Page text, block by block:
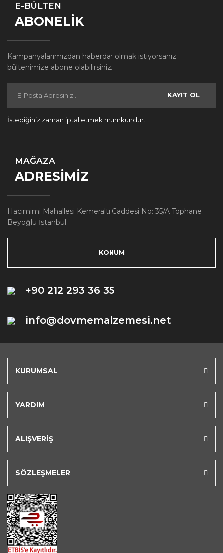
E-BÜLTEN
ABONELİK
Kampanyalarımızdan haberdar olmak istiyorsanız
bültenimize abone olabilirsiniz.
KAYIT OL
İstediğiniz zaman iptal etmek mümkündür.
MAĞAZA
ADRESİMİZ
Hacımimi Mahallesi Kemeraltı Caddesi No: 35/A Tophane
Beyoğlu İstanbul
KONUM
+90 212 293 36 35
info@dovmemalzemesi.net
KURUMSAL
YARDIM
ALIŞVERİŞ
SÖZLEŞMELER